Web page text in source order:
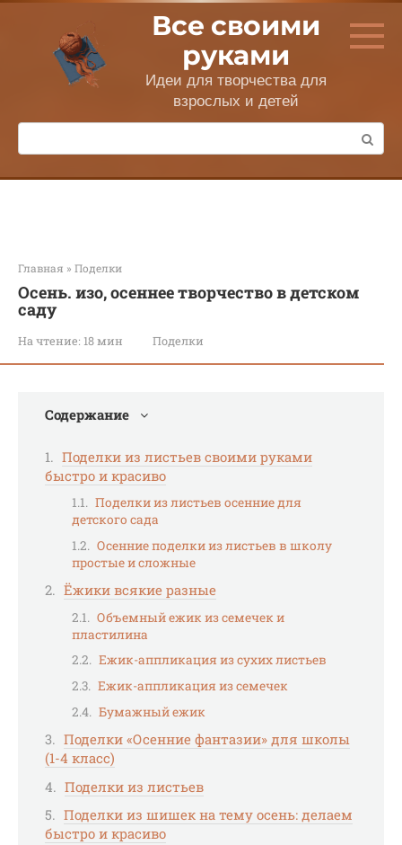
Перейти
контенту
Все своими
руками
Идеи для творчества для
взрослых и детей
Поиск:
Главная » Поделки
Осень. изо, осеннее творчество в детском
саду
На чтение: 18 мин Поделки
Содержание
Поделки из листьев своими руками
быстро и красиво
Поделки из листьев осенние для
детского сада
Осенние поделки из листьев в школу
простые и сложные
Ёжики всякие разные
Объемный ежик из семечек и
пластилина
Ежик-аппликация из сухих листьев
Ежик-аппликация из семечек
Бумажный ежик
Поделки «Осенние фантазии» для школы
(1-4 класс)
Поделки из листьев
Поделки из шишек на тему осень: делаем
быстро и красиво